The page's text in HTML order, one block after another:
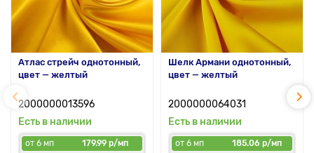
Атлас стрейч однотонный,
цвет — желтый
2000000013596
Есть в наличии
от 6 мп
179.99 р/мп
Шелк Армани однотонный,
цвет — желтый
2000000064031
Есть в наличии
от 6 мп
185.06 р/мп